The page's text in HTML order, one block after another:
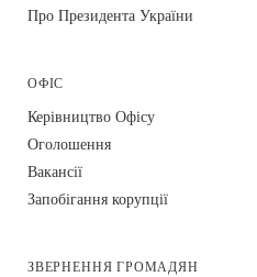
Про Президента України
ОФІС
Керівництво Офісу
Оголошення
Вакансії
Запобігання корупції
ЗВЕРНЕННЯ ГРОМАДЯН